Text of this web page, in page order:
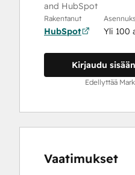
and HubSpot
Rakentanut
HubSpot Yli 100
Kirjaudu
Edellyttää
Vaatimukset